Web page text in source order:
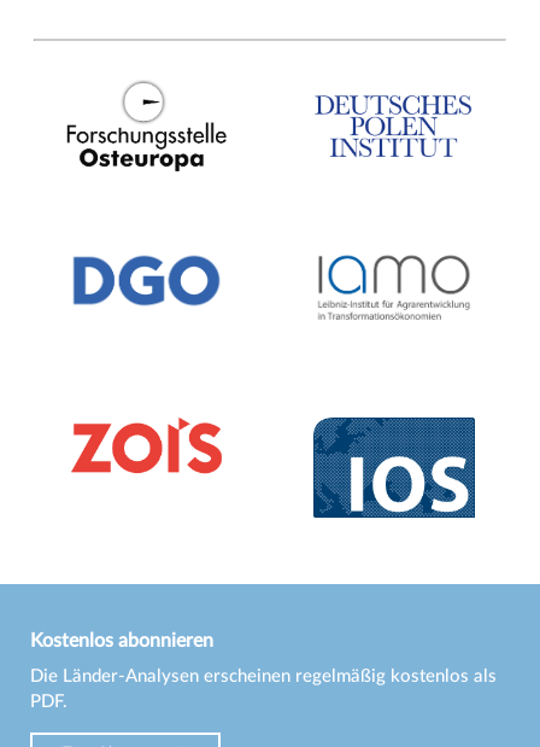
Kostenlos abonnieren
Die Länder-Analysen erscheinen regelmäßig kostenlos als
PDF.